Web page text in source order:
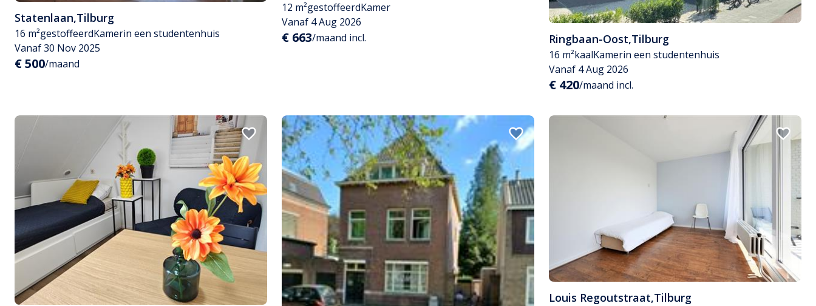
Statenlaan,Tilburg
16 m²gestoffeerdKamerin een studentenhuis
Vanaf 30 Nov 2025
€ 500/maand
12 m²gestoffeerdKamer
Vanaf 4 Aug 2026
€ 663/maand incl. Ringbaan-Oost,Tilburg
16 m²kaalKamerin een studentenhuis
Vanaf 4 Aug 2026
€ 420/maand incl.
Louis Regoutstraat,Tilburg